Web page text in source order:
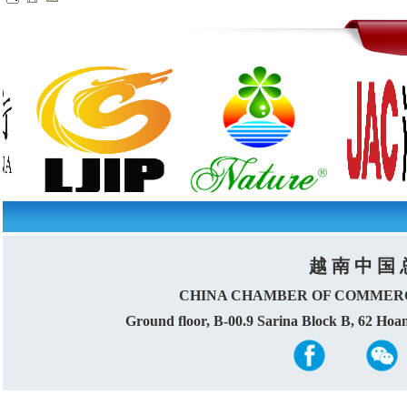
越 南 中 国
CHINA CHAMBER OF
Ground floor, B-00.9 Sarina Block B, 62